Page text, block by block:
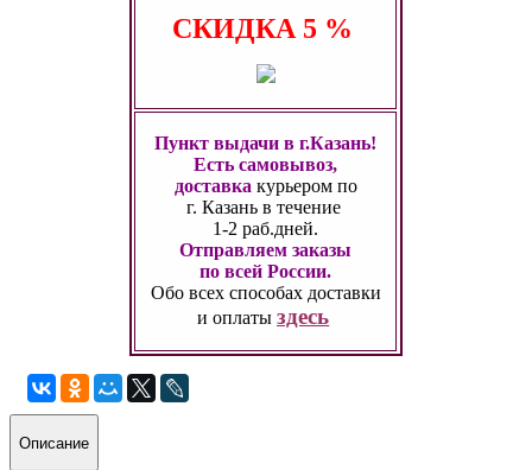
СКИДКА 5 %
Пункт выдачи в г.Казань!
Есть самовывоз,
доставка курьером по
г. Казань в течение
1-2 раб.дней.
Отправляем заказы
по всей России.
Обо всех способах доставки
и оплатыздесь
Описание